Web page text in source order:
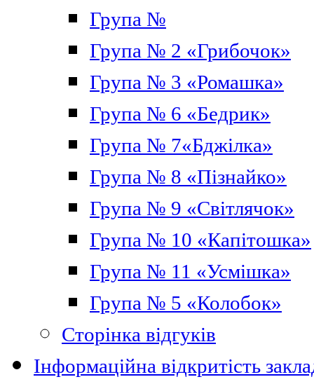
Група №
Група № 2 «Грибочок»
Група № 3 «Ромашка»
Група № 6 «Бедрик»
Група № 7«Бджілка»
Група № 8 «Пізнайко»
Група № 9 «Світлячок»
Група № 10 «Капітошка»
Група № 11 «Усмішка»
Група № 5 «Колобок»
Сторінка відгуків
Інформаційна відкритість